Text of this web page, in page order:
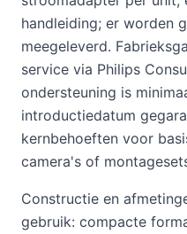
handleiding; er worden
meegeleverd.
service via Philips
ondersteuning is
introductiedatum
kernbehoeften voor
camera's of
Constructie en
gebruik: compacte